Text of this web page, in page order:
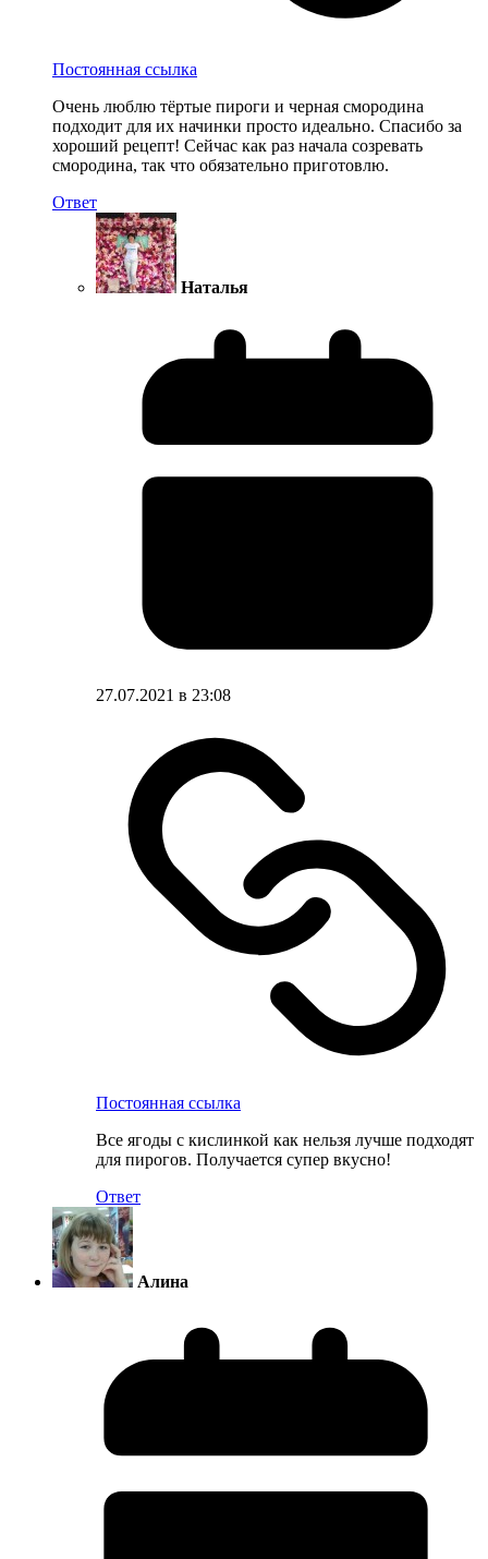
Постоянная ссылка
Очень люблю тёртые пироги и черная смородина
подходит для их начинки просто идеально. Спасибо за
хороший рецепт! Сейчас как раз начала созревать
смородина, так что обязательно приготовлю.
Ответ
Наталья
27.07.2021 в 23:08
Постоянная ссылка
Все ягоды с кислинкой как нельзя лучше подходят
для пирогов. Получается супер вкусно!
Ответ
Алина